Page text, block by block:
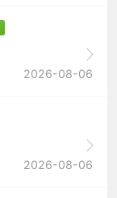
2026-08-06
2026-08-06